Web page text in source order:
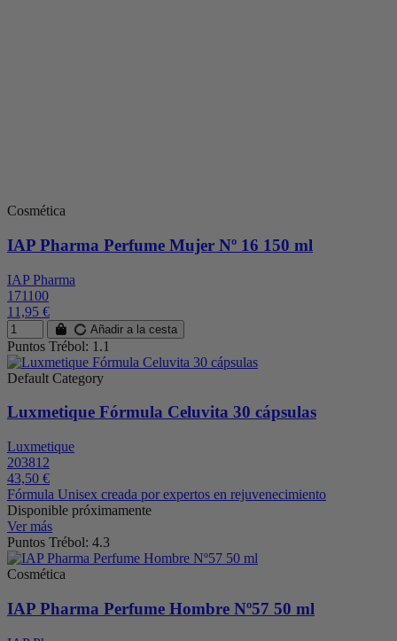
Cosmética
IAP Pharma Perfume Mujer Nº 16 150 ml
IAP Pharma
171100
11,95 €
Añadir a la cesta
Puntos Trébol: 1.1
Default Category
Luxmetique Fórmula Celuvita 30 cápsulas
Luxmetique
203812
43,50 €
Fórmula Unisex creada por expertos en rejuvenecimiento
Disponible próximamente
Ver más
Puntos Trébol: 4.3
Cosmética
IAP Pharma Perfume Hombre Nº57 50 ml